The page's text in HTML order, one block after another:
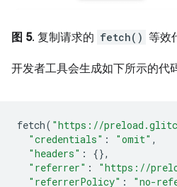
图 5. 复制请求的 fetch() 等效
开发者工具会生成如下所示的代
fetch( "https://
"credentials" : "omit" ,
"headers" :
{},
"referrer" : "https://
"referrerPolicy" : "no-